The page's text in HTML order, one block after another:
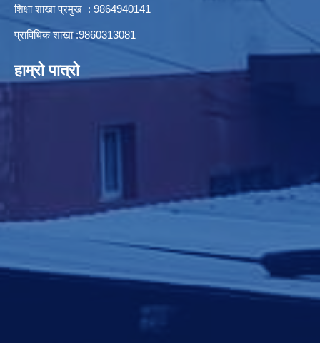
शिक्षा शाखा प्रमुख : 9864940141
प्राविधिक शाखा :9860313081
हाम्रो पात्रो